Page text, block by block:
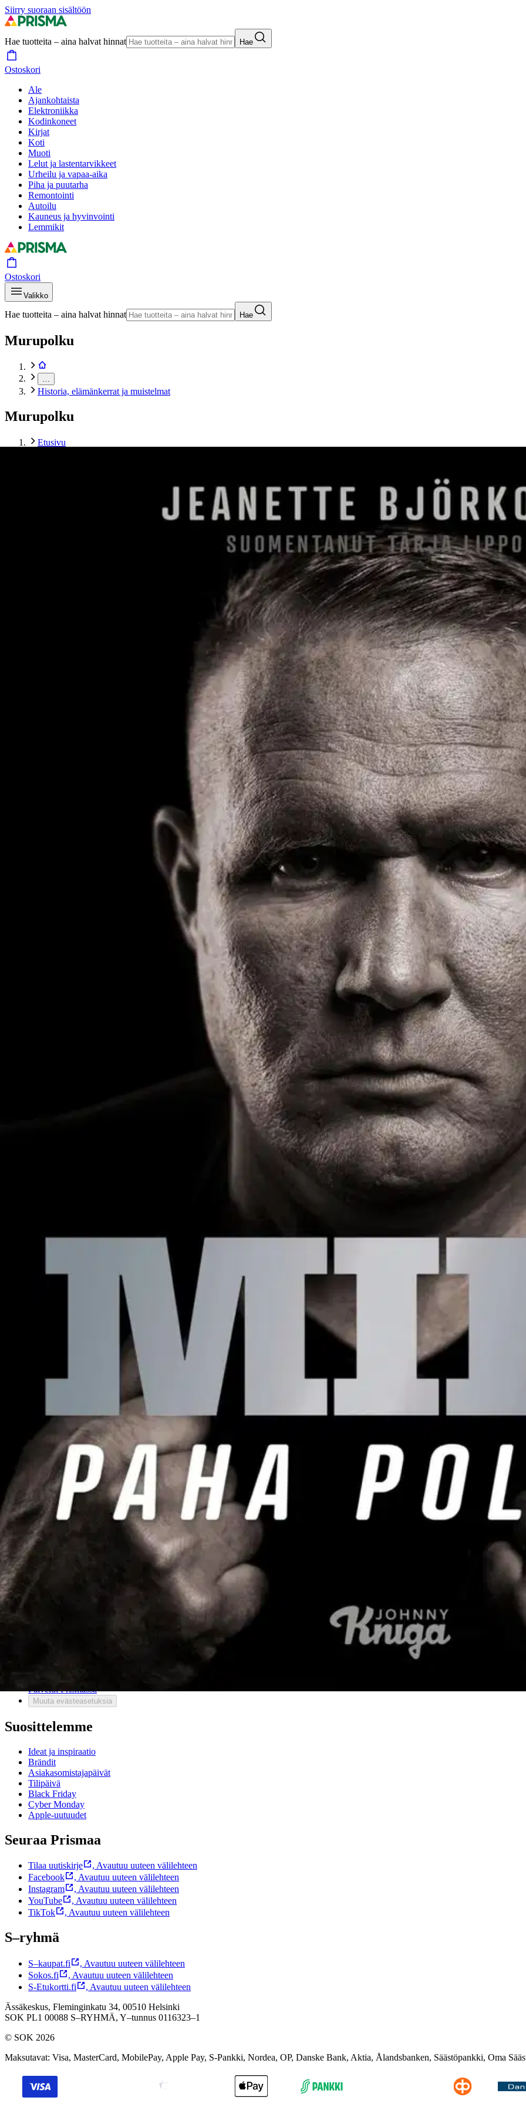
Siirry suoraan sisältöön
Hae tuotteita – aina halvat hinnat Hae
Ostoskori
Ale
Ajankohtaista
Elektroniikka
Kodinkoneet
Kirjat
Koti
Muoti
Lelut ja lastentarvikkeet
Urheilu ja vapaa-aika
Piha ja puutarha
Remontointi
Autoilu
Kauneus ja hyvinvointi
Lemmikit
Ostoskori
Valikko
Hae tuotteita – aina halvat hinnat Hae
Murupolku
Historia, elämänkerrat ja muistelmat
Murupolku
Etusivu
Björkqvist, Mibi - Paha poliisi
Ilmainen toimitus yli 100 €:n tilauksille Postin pakettiautomaattiin tai
Etu ei koske Suuri‑lisäpalvelulla toimitettavia tuotteita.
Tarkista myymäläsaatavuus
Valmis uhraamaan kaiken. Tositarina langenneesta suomalaisesta huumepoliisista. Suomen suurimmassa poliisin tekemässä
lisäksi vain yksi muista poliiseista tuomittiin: Mikael ”Mibi” Runeberg. Suomeen oli 90-luvulla alkanut virrata valtavia määriä synteettisiä
tulosorientoituneelle nuorelle poliisille kuin paratiisi: vaarallisia keikkoja, kovaksikeitettyjä rikollisia, salaisia tiedusteluoperaatioita. Entinen
huumepoliisin arjen. Hän kertoo oman versionsa siitä, kuinka hän päätyi vuonna 2010 Suomen kovimman huumepoliisipomon, Jari
on palkittu journalisti, joka on työskennellyt pitkään uutistoimittajana ja nyttemmin tehnyt pitkiä ja tutkivia juttuja muun muassa
– Ammattirikollisten jäljillä (yhdessä Kenneth Erikssonin kanssa) ilmestyi syksyllä 2020
Oletko tyytyväinen tuotetietoihin?
Ovatko tuotetiedot riittävät? Jos tuotetiedoissa on puutteita tai niitä voisi muuten parantaa, anna palautetta.
Avautuu uuteen välilehteen
Ilmainen palautus 30 päivää.*
Nouto myymälästä ilman toimituskuluja.
Asiakasomistajalle Bonusta jopa 5 %.*
Ohjeet
Ensitilaajan pikaopas
Myymälänouto
Palautukset
Reklamaatio
Takuu ja huolto
Toimitustavat
Maksutavat
Asennuspalvelut
Tilaus- ja toimitusehdot
Käyttöehdot
Tietosuojakäytäntö
Saavutettavuus
Asiakaspalvelu
Mikä on Prisma?
Palvelut Prismassa
Muuta evästeasetuksia
Suosittelemme
Ideat ja inspiraatio
Brändit
Asiakasomistajapäivät
Tilipäivä
Black Friday
Cyber Monday
Apple-uutuudet
Seuraa Prismaa
Tilaa uutiskirje , Avautuu uuteen välilehteen
Facebook
, Avautuu uuteen välilehteen
Instagram
, Avautuu uuteen välilehteen
YouTube
, Avautuu uuteen välilehteen
TikTok
, Avautuu uuteen välilehteen
S–ryhmä
S–kaupat.fi , Avautuu uuteen välilehteen
Sokos.fi
, Avautuu uuteen välilehteen
S-Etukortti.fi
, Avautuu uuteen välilehteen
Ässäkeskus, Fleminginkatu 34, 00510 Helsinki
SOK PL1 00088 S–RYHMÄ, Y–tunnus 0116323–1
© SOK 2026
Maksutavat: Visa, MasterCard, MobilePay, Apple Pay, S-Pankki, Nordea, OP, Danske Bank, Aktia, Ålandsbanken, Säästöpankki, Oma